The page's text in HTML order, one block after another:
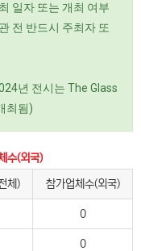
일자 또는 개최 여부
전 반드시 주최자 또
년 전시는 The Glass
최됨)
수(외국)
체) 참가업체수(외국)
0
0